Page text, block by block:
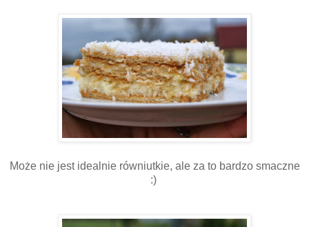
Może nie jest idealnie równiutkie, ale za to bardzo smaczne
:)